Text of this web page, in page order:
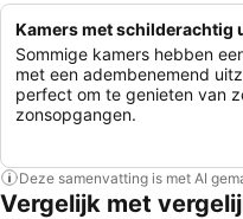
Kamers met schilderachtig
Sommige kamers hebben
met een adembenemend
perfect om te genieten van
zonsopgangen.
Deze samenvatting is met AI
Vergelijk met